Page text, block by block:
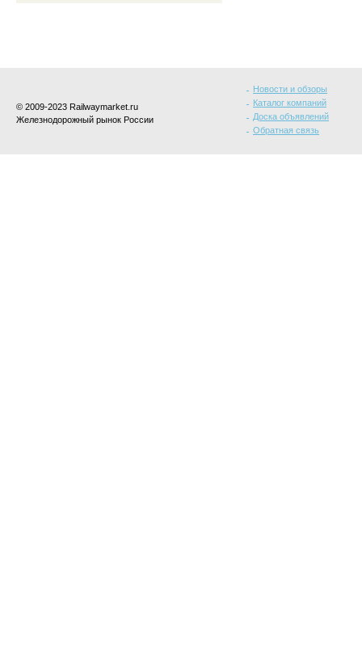
© 2009-2023 Railwaymarket.ru
Железнодорожный рынок России
Новости и обзоры
Каталог компаний
Доска объявлений
Обратная связь